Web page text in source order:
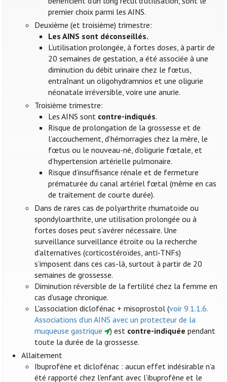
premier choix parmi les AINS.
Deuxième (et troisième) trimestre:
Les AINS sont déconseillés.
L’utilisation prolongée, à fortes doses, à partir de
20 semaines de gestation, a été associée à une
diminution du débit urinaire chez le fœtus,
entraînant un oligohydramnios et une oligurie
néonatale irréversible, voire une anurie.
Troisième trimestre:
Les AINS sont contre-indiqués.
Risque de prolongation de la grossesse et de
l’accouchement, d’hémorragies chez la mère, le
fœtus ou le nouveau-né, d’oligurie fœtale, et
d’hypertension artérielle pulmonaire.
Risque d’insuffisance rénale et de fermeture
prématurée du canal artériel fœtal (même en cas
de traitement de courte durée).
Dans de rares cas de polyarthrite rhumatoïde ou
spondyloarthrite, une utilisation prolongée ou à
fortes doses peut s’avérer nécessaire. Une
surveillance surveillance étroite ou la recherche
d’alternatives (corticostéroïdes, anti-TNFs)
s’imposent dans ces cas-là, surtout à partir de 20
semaines de grossesse.
Diminution réversible de la fertilité chez la femme en
cas d’usage chronique.
L'association diclofénac + misoprostol (voir 9.1.1.6.
Associations d'un AINS avec un protecteur de la
muqueuse gastrique
) est contre-indiquée pendant
toute la durée de la grossesse.
Allaitement
Ibuprofène et diclofénac : aucun effet indésirable n’a
été rapporté chez l’enfant avec l’ibuprofène et le